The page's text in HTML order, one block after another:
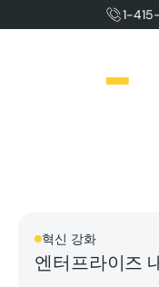
1-
혁신 강화
엔터프라이즈